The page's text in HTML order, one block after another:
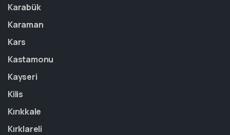
Karabük
Karaman
Kars
Kastamonu
Kayseri
Kilis
Kırıkkale
Kırklareli